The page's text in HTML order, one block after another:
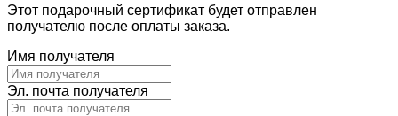
Этот подарочный сертификат будет отправлен
получателю после оплаты заказа.
Имя получателя
Эл. почта получателя